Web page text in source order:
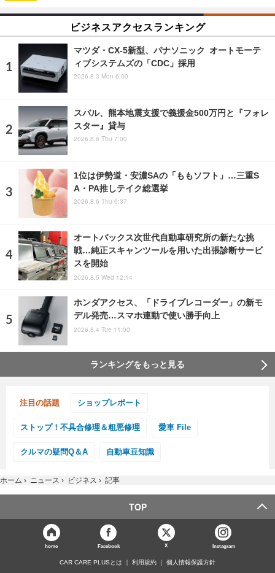
ビジネスアクセスランキング
マツダ・CX-5新型、パナソニック オートモーテ
ィブシステムズの「CDC」採用
2026.8.3 Mon 6:00
スバル、熊本地震支援で義援金500万円と『フォレ
スター』貸与
2026.8.6 Thu 7:00
1位は伊勢道・安濃SAの「ももソフト」…三重S
A・PA推しテイク総選挙
2026.8.6 Thu 6:37
オートバックス次世代自動車研究所の新たな挑
戦…純正スキャンツールを用いた出張診断サービ
スを開始
2026.8.5 Wed 12:14
ホンダアクセス、「ドライブレコーダー」の新モ
デル発売…スマホ連動で使い勝手向上
2026.8.4 Tue 11:00
ランキングをもっと見る
注目の話題 ショップレポート
ストップ！不具合修理＆粗悪修理 愛車 File
クルマの疑問Q＆A 自動車豆知識
ホーム › ニュース › ビジネス › 記事
TOP
home Facebook X Instagram
CAR CARE PLUSとは 利用規約 個人情報保護方針